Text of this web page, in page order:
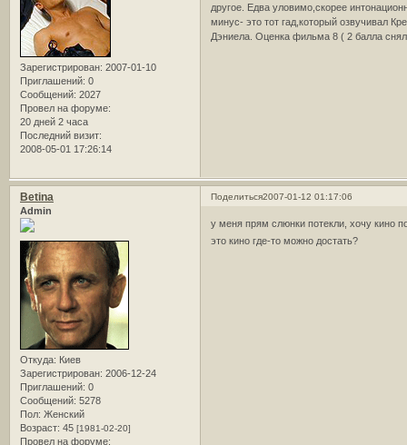
Зарегистрирован: 2007-01-10
Приглашений: 0
Сообщений: 2027
Провел на форуме:
20 дней 2 часа
Последний визит:
2008-05-01 17:26:14
другое. Едва уловимо,скорее
минус- это тот гад,который озвучивал
Дэниела. Оценка фильма 8 ( 2 балла
Поделиться2007-01-12 01:17:06
Betina
Admin
Откуда: Киев
Зарегистрирован: 2006-12-24
Приглашений: 0
Сообщений: 5278
Пол: Женский
Возраст: 45 [1981-02-20]
Провел на форуме:
у меня прям слюнки потекли, хочу кино
это кино где-то можно достать?